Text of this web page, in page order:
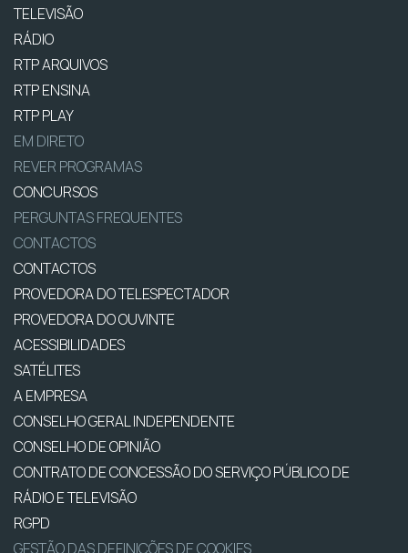
TELEVISÃO
RÁDIO
RTP ARQUIVOS
RTP ENSINA
RTP PLAY
EM DIRETO
REVER PROGRAMAS
CONCURSOS
PERGUNTAS FREQUENTES
CONTACTOS
CONTACTOS
PROVEDORA DO TELESPECTADOR
PROVEDORA DO OUVINTE
ACESSIBILIDADES
SATÉLITES
A EMPRESA
CONSELHO GERAL INDEPENDENTE
CONSELHO DE OPINIÃO
CONTRATO DE CONCESSÃO DO SERVIÇO PÚBLICO DE
RÁDIO E TELEVISÃO
RGPD
GESTÃO DAS DEFINIÇÕES DE COOKIES